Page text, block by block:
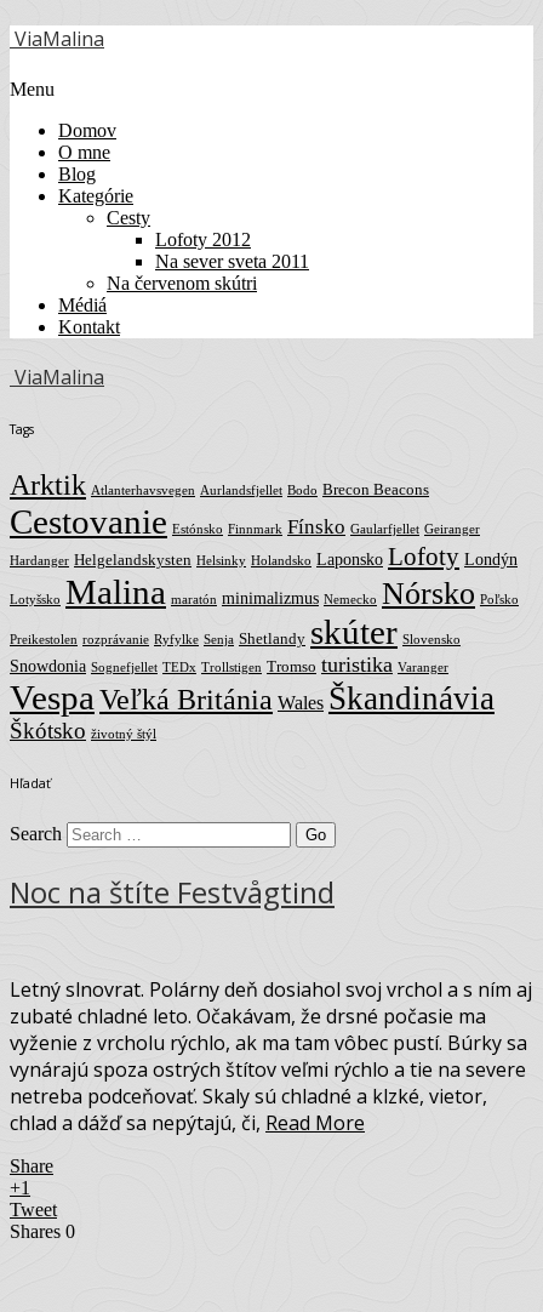
ViaMalina
Menu
Domov
O mne
Blog
Kategórie
Cesty
Lofoty 2012
Na sever sveta 2011
Na červenom skútri
Médiá
Kontakt
ViaMalina
Tags
Arktik Atlanterhavsvegen Aurlandsfjellet Bodo Brecon Beacons
Cestovanie Estónsko Finnmark Fínsko Gaularfjellet Geiranger
Hardanger Helgelandskysten Helsinky Holandsko Laponsko Lofoty Londýn
Lotyšsko Malina maratón minimalizmus Nemecko Nórsko Poľsko
Preikestolen rozprávanie Ryfylke Senja Shetlandy skúter Slovensko
Snowdonia Sognefjellet TEDx Trollstigen Tromso turistika Varanger
Vespa Veľká Británia Wales Škandinávia
Škótsko životný štýl
Hľadať
Search
Noc na štíte Festvågtind
Letný slnovrat. Polárny deň dosiahol svoj vrchol a s ním aj
zubaté chladné leto. Očakávam, že drsné počasie ma
vyženie z vrcholu rýchlo, ak ma tam vôbec pustí. Búrky sa
vynárajú spoza ostrých štítov veľmi rýchlo a tie na severe
netreba podceňovať. Skaly sú chladné a klzké, vietor,
chlad a dážď sa nepýtajú, či, Read More
Share
+1
Tweet
Shares 0